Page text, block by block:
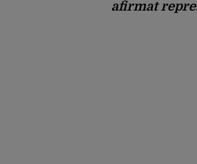
afirmat